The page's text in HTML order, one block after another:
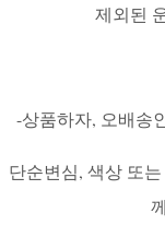
제외된
-상품하자, 오배송
단순변심, 색상 또